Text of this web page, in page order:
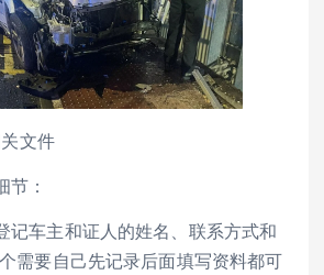
文件
节：
记车主和证人的姓名、联系方式和
需要自己先记录后面填写资料都可